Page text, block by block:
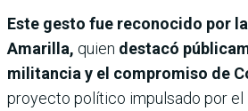
Este gesto fue reconocido por
Amarilla, quien destacó
militancia y el compromiso de
proyecto político impulsado por el